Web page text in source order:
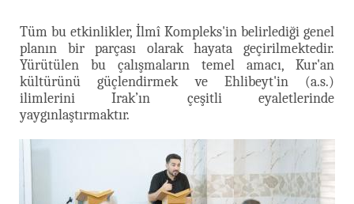
Tüm bu etkinlikler, İlmî Kompleks'in belirlediği genel
planın bir parçası olarak hayata geçirilmektedir.
Yürütülen bu çalışmaların temel amacı, Kur'an
kültürünü güçlendirmek ve Ehlibeyt'in (a.s.)
ilimlerini Irak’ın çeşitli eyaletlerinde
yaygınlaştırmaktır.